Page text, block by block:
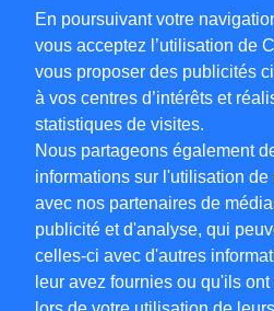
En poursuivant votre
vous acceptez l’utilisation de
vous proposer des publicités
à vos centres d’intérêts et
statistiques de visites.
Nous partageons également
informations sur l'utilisation de
avec nos partenaires de
publicité et d'analyse, qui
celles-ci avec d'autres
leur avez fournies ou qu'ils